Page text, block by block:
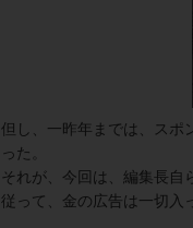
但し、一昨年までは、スポ
った。
それが、今回は、編集長自
従って、金の広告は一切入